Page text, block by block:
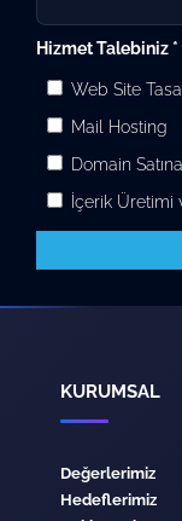
Hizmet Talebiniz *
Web Site
Mail Hosting
Domain
İçerik Üretimi
KURUMSAL
Değerlerimiz
Hedeflerimiz